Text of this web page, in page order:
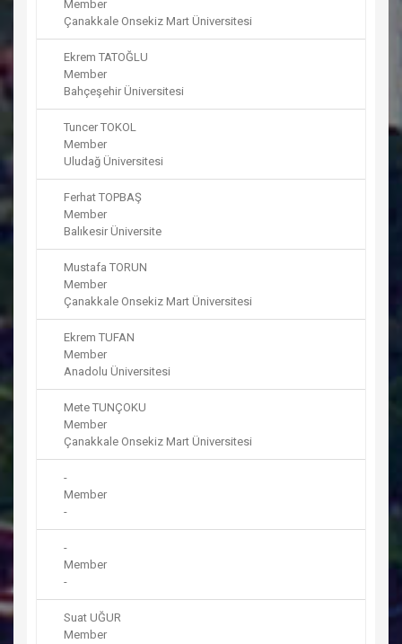
Member
Çanakkale Onsekiz Mart Üniversitesi
Ekrem TATOĞLU
Member
Bahçeşehir Üniversitesi
Tuncer TOKOL
Member
Uludağ Üniversitesi
Ferhat TOPBAŞ
Member
Balıkesir Üniversite
Mustafa TORUN
Member
Çanakkale Onsekiz Mart Üniversitesi
Ekrem TUFAN
Member
Anadolu Üniversitesi
Mete TUNÇOKU
Member
Çanakkale Onsekiz Mart Üniversitesi
-
Member
-
-
Member
-
Suat UĞUR
Member